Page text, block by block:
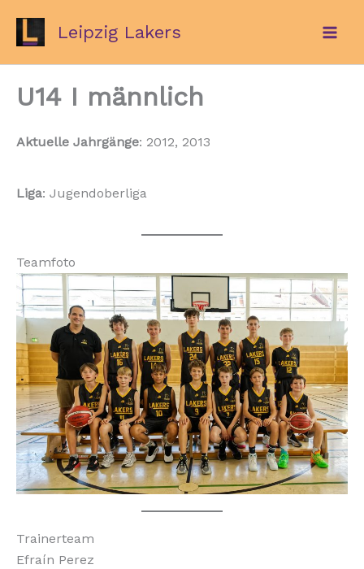
springen
Leipzig Lakers
U14 I männlich
Aktuelle Jahrgänge: 2012, 2013
Liga: Jugendoberliga
Teamfoto
Trainerteam
Efraín Perez